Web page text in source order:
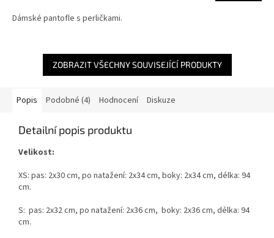
Dámské pantofle s perličkami.
ZOBRAZIT VŠECHNY SOUVISEJÍCÍ PRODUKTY
Popis Podobné (4) Hodnocení Diskuze
Detailní popis produktu
Velikost:
XS: pas: 2x30 cm, po natažení: 2x34 cm, boky: 2x34 cm, délka: 94
cm.
S: pas: 2x32 cm, po natažení: 2x36 cm, boky: 2x36 cm, délka: 94
cm.